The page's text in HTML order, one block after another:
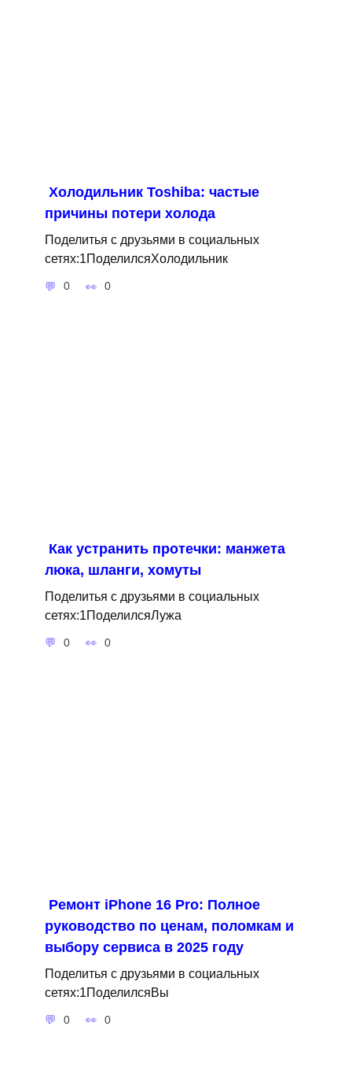
Холодильник Toshiba: частые
причины потери холода
Поделитья с друзьями в социальных
сетях:1ПоделилсяХолодильник
0 0
Как устранить протечки: манжета
люка, шланги, хомуты
Поделитья с друзьями в социальных
сетях:1ПоделилсяЛужа
0 0
Ремонт iPhone 16 Pro: Полное
руководство по ценам, поломкам и
выбору сервиса в 2025 году
Поделитья с друзьями в социальных
сетях:1ПоделилсяВы
0 0